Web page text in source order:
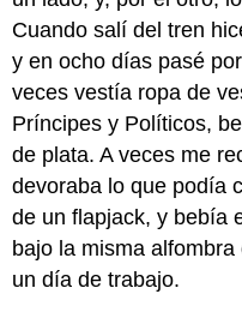
Cuando salí del tren
y en ocho días pasé
veces vestía ropa de
Príncipes y Políticos,
de plata. A veces me
devoraba lo que podía
de un flapjack, y bebía
bajo la misma
un día de trabajo.